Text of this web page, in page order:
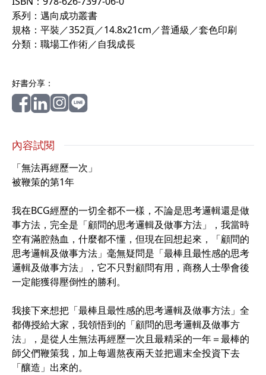
系列： 邁向成功叢書
規格：平裝／352頁／14.8x21cm／普通級／套色印刷
分類：職場工作術／自我成長
好書分享：
內容試閱
「無法再經歷一次」
被鞭策的第1年
我在BCG經歷的一切全都不一樣，不論是思考邏輯還是做
事方法，完全是「顧問的思考邏輯及做事方法」，我當時
空有滿腔熱血，什麼都不懂，但現在回想起來，「顧問的
思考邏輯及做事方法」毫無疑問是「最棒且最性感的思考
邏輯及做事方法」，它不只對顧問有用，商務人士學會後
一定能獲得壓倒性的勝利。
我接下來想把「最棒且最性感的思考邏輯及做事方法」全
都傳授給大家，我領悟到的「顧問的思考邏輯及做事方
法」，是從人生無法再經歷一次且最精采的一年＝最棒的
師父們鞭策我，加上每週熬夜兩天並把週末全投資下去
「釀造」出來的。